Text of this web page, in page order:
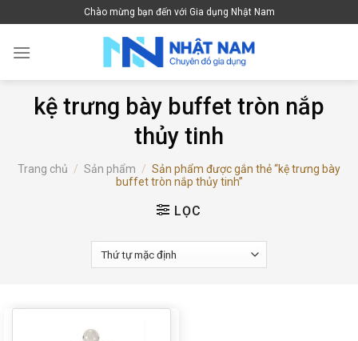
to
content
Chào mừng bạn đến với Gia dụng Nhật Nam
kệ trưng bày buffet tròn nắp
thủy tinh
Trang chủ / Sản phẩm / Sản phẩm được gắn thẻ “kệ trưng bày
buffet tròn nắp thủy tinh”
LỌC